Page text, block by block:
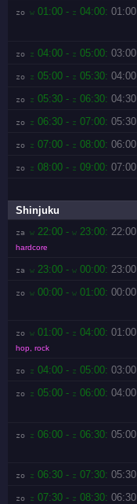
zo w 01:00 - z 04:00:
zo z 04:00 - z 05:00:
zo z 05:00 - z 05:30:
zo z 05:30 - z 06:30:
zo z 06:30 - z 07:00:
zo z 07:00 - z 08:00:
zo z 08:00 - z 09:00:
Shinjuku
za w 22:00 -w 23:00:
hardcore
za w 23:00 -w 00:00:
zo w 00:00 -w 01:00:
zo w 01:00 - z 04:00:
hop, rock
zo z 04:00 - z 05:00:
zo z 05:00 - z 06:00:
zo z 06:00 - z 06:30:
zo z 06:30 - z 07:30:
zo z 07:30 - z 08:30: